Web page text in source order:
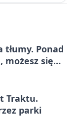
tłumy. Ponad
możesz się
Traktu.
parki